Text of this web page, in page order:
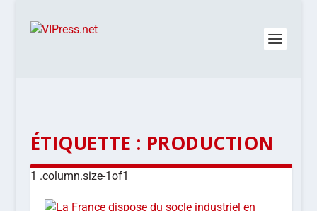
ÉTIQUETTE : PRODUCTION